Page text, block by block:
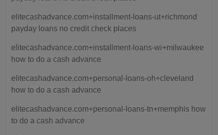
elitecashadvance.com+installment-loans-ut+richmond
payday loans no credit check places
elitecashadvance.com+installment-loans-wi+milwaukee
how to do a cash advance
elitecashadvance.com+personal-loans-oh+cleveland
how to do a cash advance
elitecashadvance.com+personal-loans-tn+memphis how
to do a cash advance